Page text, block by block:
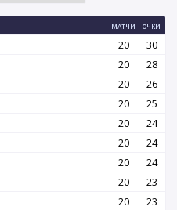
МАТЧИ ОЧКИ
20
30
20
28
20
26
20
25
20
24
20
24
20
24
20
23
20
23